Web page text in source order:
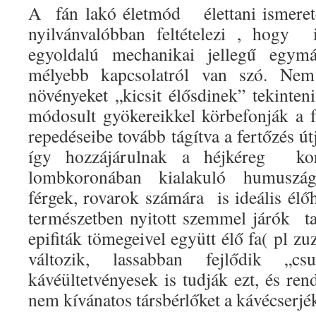
Afán lakó életmód
élettani
nyilvánvalóbban feltételezi , hogy
egyoldalú mechanikai jellegű
mélyebb kapcsolatról van szó.
növényeket „kicsit élősdinek”
módosult gyökereikkel körbefonják a
repedéseibe tovább tágítva a fertőzés
így hozzájárulnak a héjkéreg
lombkoronában kialakuló
férgek, rovarok számára is ideális
természetben nyitott szemmel járók
epifiták tömegeivel együtt élő fa( pl
változik, lassabban fejlődik
kávéültetvényesek is tudják ezt, és
nem kívánatos társbérlőket a